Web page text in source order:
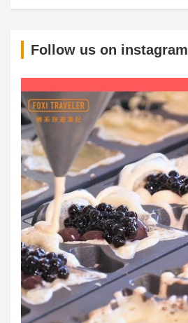
S
Follow us on instagram